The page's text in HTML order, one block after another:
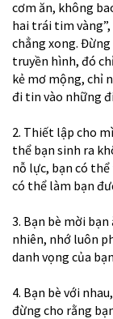
cơm ăn, không
hai trái tim
chẳng xong.
truyền hình, đó
kẻ mơ mộng, chỉ
đi tin vào những
2. Thiết lập cho
thể bạn sinh ra
nỗ lực, bạn có
có thể làm bạn
3. Bạn bè mời
nhiên, nhớ luôn
danh vọng của
4. Bạn bè với
đừng cho rằng